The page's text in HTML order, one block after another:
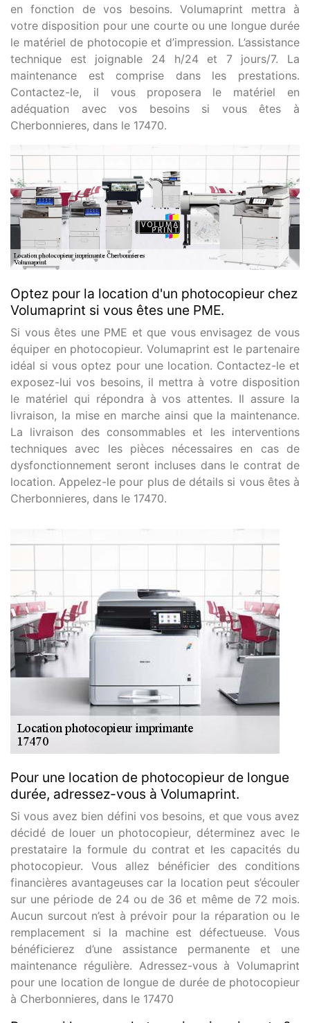
en fonction de vos besoins. Volumaprint mettra à
votre disposition pour une courte ou une longue durée
le matériel de photocopie et d’impression. L’assistance
technique est joignable 24 h/24 et 7 jours/7. La
maintenance est comprise dans les prestations.
Contactez-le, il vous proposera le matériel en
adéquation avec vos besoins si vous êtes à
Cherbonnieres, dans le 17470.
Optez pour la location d'un photocopieur chez
Volumaprint si vous êtes une PME.
Si vous êtes une PME et que vous envisagez de vous
équiper en photocopieur. Volumaprint est le partenaire
idéal si vous optez pour une location. Contactez-le et
exposez-lui vos besoins, il mettra à votre disposition
le matériel qui répondra à vos attentes. Il assure la
livraison, la mise en marche ainsi que la maintenance.
La livraison des consommables et les interventions
techniques avec les pièces nécessaires en cas de
dysfonctionnement seront incluses dans le contrat de
location. Appelez-le pour plus de détails si vous êtes à
Cherbonnieres, dans le 17470.
Pour une location de photocopieur de longue
durée, adressez-vous à Volumaprint.
Si vous avez bien défini vos besoins, et que vous avez
décidé de louer un photocopieur, déterminez avec le
prestataire la formule du contrat et les capacités du
photocopieur. Vous allez bénéficier des conditions
financières avantageuses car la location peut s’écouler
sur une période de 24 ou de 36 et même de 72 mois.
Aucun surcout n’est à prévoir pour la réparation ou le
remplacement si la machine est défectueuse. Vous
bénéficierez d’une assistance permanente et une
maintenance régulière. Adressez-vous à Volumaprint
pour une location de longue de durée de photocopieur
à Cherbonnieres, dans le 17470